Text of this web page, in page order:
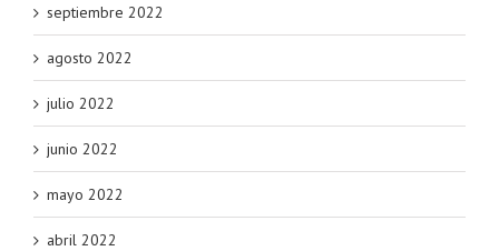
septiembre 2022
agosto 2022
julio 2022
junio 2022
mayo 2022
abril 2022